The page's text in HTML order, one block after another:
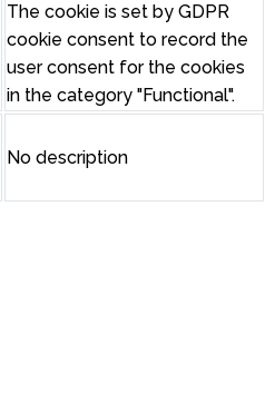
The cookie is set by GDPR
cookie consent to record the
user consent for the cookies
in the category "Functional".
No description